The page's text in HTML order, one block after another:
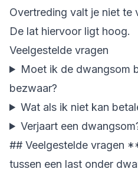
Overtreding valt je niet te
De lat hiervoor ligt hoog.
Veelgestelde vragen
Moet ik de dwangsom
bezwaar?
Wat als ik niet kan
Verjaart een
## Veelgestelde vragen
tussen een last onder